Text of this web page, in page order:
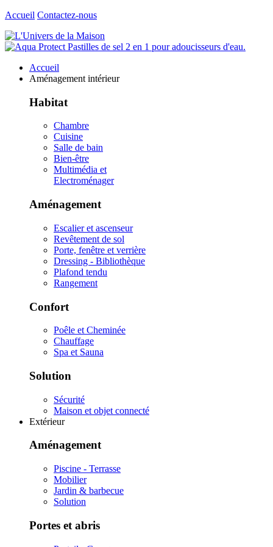
Accueil Contactez-nous
Accueil
Aménagement intérieur
Habitat
Chambre
Cuisine
Salle de bain
Bien-être
Multimédia et
Electroménager
Aménagement
Escalier et ascenseur
Revêtement de sol
Porte, fenêtre et verrière
Dressing - Bibliothèque
Plafond tendu
Rangement
Confort
Poêle et Cheminée
Chauffage
Spa et Sauna
Solution
Sécurité
Maison et objet connecté
Extérieur
Aménagement
Piscine - Terrasse
Mobilier
Jardin & barbecue
Solution
Portes et abris